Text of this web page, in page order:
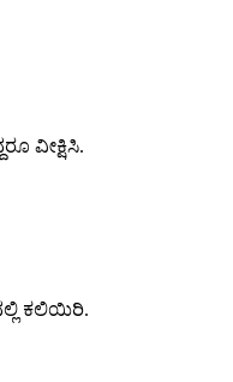
ವೀಕ್ಷಿಸಿ.
ಕಲಿಯಿರಿ.